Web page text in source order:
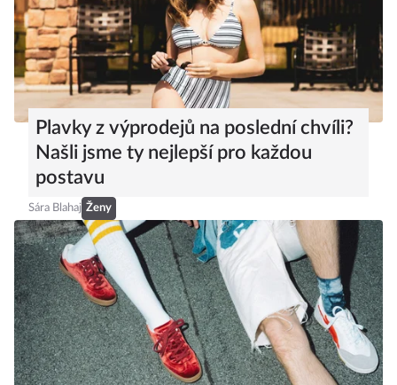
Plavky z výprodejů na poslední chvíli?
Našli jsme ty nejlepší pro každou
postavu
Sára Blahaj Ženy